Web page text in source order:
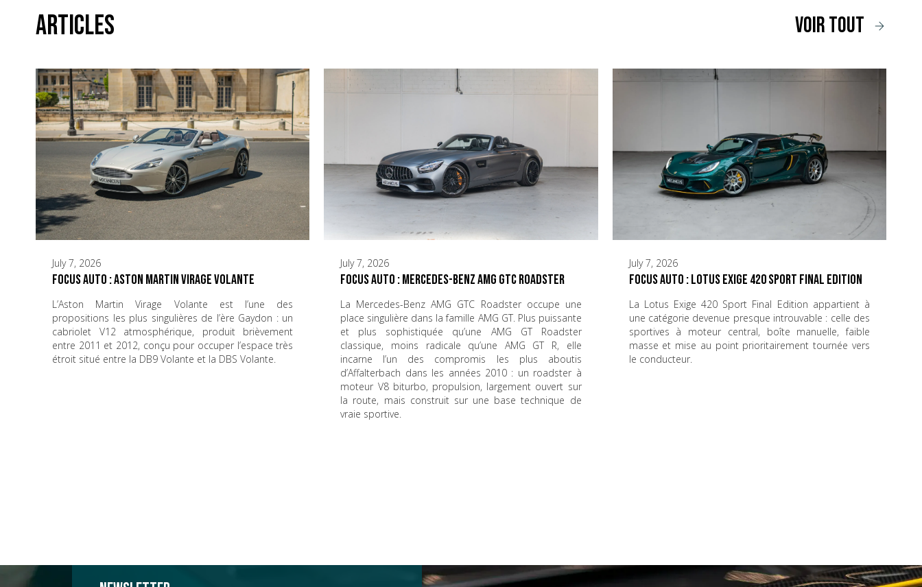
voir tout
Articles
July 7, 2026
Focus Auto : Aston Martin Virage Volante
L’Aston Martin Virage Volante est l’une des
propositions les plus singulières de l’ère Gaydon : un
cabriolet V12 atmosphérique, produit brièvement
entre 2011 et 2012, conçu pour occuper l’espace très
étroit situé entre la DB9 Volante et la DBS Volante.
July 7, 2026
Focus Auto : Mercedes-Benz AMG GTC Roadster
La Mercedes-Benz AMG GTC Roadster occupe une
place singulière dans la famille AMG GT. Plus puissante
et plus sophistiquée qu’une AMG GT Roadster
classique, moins radicale qu’une AMG GT R, elle
incarne l’un des compromis les plus aboutis
d’Affalterbach dans les années 2010 : un roadster à
moteur V8 biturbo, propulsion, largement ouvert sur
la route, mais construit sur une base technique de
vraie sportive.
July 7, 2026
Focus Auto : Lotus Exige 420 Sport Final Edition
La Lotus Exige 420 Sport Final Edition appartient à
une catégorie devenue presque introuvable : celle des
sportives à moteur central, boîte manuelle, faible
masse et mise au point prioritairement tournée vers
le conducteur.